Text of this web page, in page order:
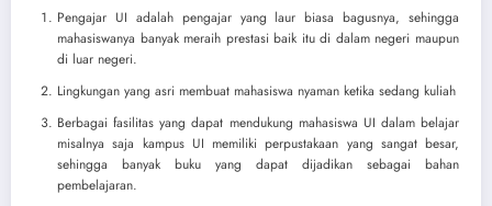
Pengajar UI adalah pengajar yang laur biasa bagusnya, sehingga
mahasiswanya banyak meraih prestasi baik itu di dalam negeri maupun
di luar negeri.
Lingkungan yang asri membuat mahasiswa nyaman ketika sedang kuliah
Berbagai fasilitas yang dapat mendukung mahasiswa UI dalam belajar
misalnya saja kampus UI memiliki perpustakaan yang sangat besar,
sehingga banyak buku yang dapat dijadikan sebagai bahan
pembelajaran.